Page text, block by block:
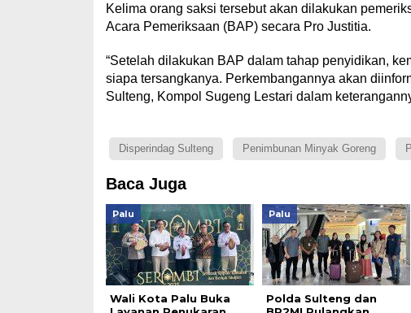
Kelima orang saksi tersebut akan dilakukan
Acara Pemeriksaan (BAP) secara Pro Justitia.
“Setelah dilakukan BAP dalam tahap penyidikan,
siapa tersangkanya. Perkembangannya akan
Sulteng, Kompol Sugeng Lestari dalam
Disperindag Sulteng Penimbunan Minyak Goreng
Baca Juga
Palu
Wali Kota Palu Buka
Palu
Polda Sulteng dan